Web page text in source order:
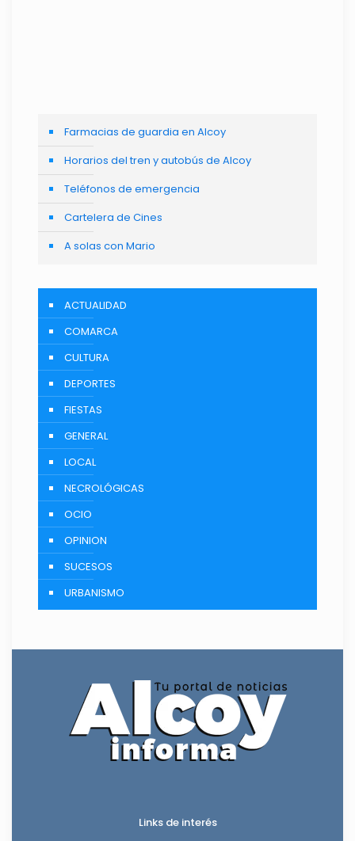
Farmacias de guardia en Alcoy
Horarios del tren y autobús de Alcoy
Teléfonos de emergencia
Cartelera de Cines
A solas con Mario
ACTUALIDAD
COMARCA
CULTURA
DEPORTES
FIESTAS
GENERAL
LOCAL
NECROLÓGICAS
OCIO
OPINION
SUCESOS
URBANISMO
Links de interés